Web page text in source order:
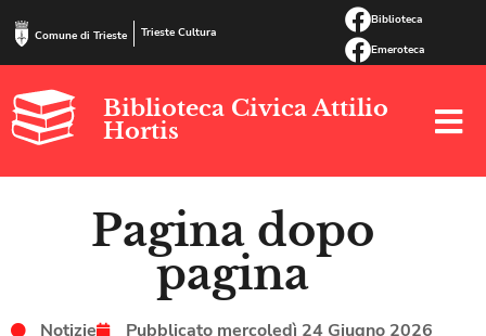
Comune di Trieste Trieste Cultura
Biblioteca
Emeroteca
Biblioteca Civica Attilio
Hortis
Pagina dopo
pagina
Notizie Pubblicato mercoledì 24 Giugno 2026